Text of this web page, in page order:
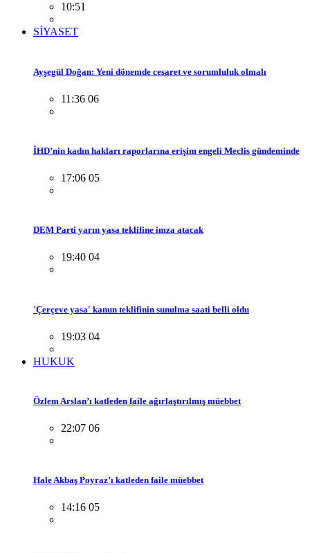
10:51
SİYASET
Ayşegül Doğan: Yeni dönemde cesaret ve sorumluluk olmalı
11:36 06
İHD’nin kadın hakları raporlarına erişim engeli Meclis gündeminde
17:06 05
DEM Parti yarın yasa teklifine imza atacak
19:40 04
'Çerçeve yasa' kanun teklifinin sunulma saati belli oldu
19:03 04
HUKUK
Özlem Arslan’ı katleden faile ağırlaştırılmış müebbet
22:07 06
Hale Akbaş Poyraz’ı katleden faile müebbet
14:16 05